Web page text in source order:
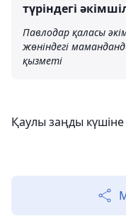
түріндегі
Павлодар қаласы
жөніндегі
қызметі
Қаулы заңды